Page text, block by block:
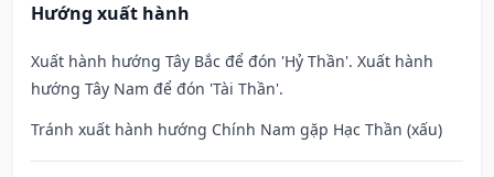
Hướng xuất hành
Xuất hành hướng Tây Bắc để đón 'Hỷ Thần'. Xuất hành
hướng Tây Nam để đón 'Tài Thần'.
Tránh xuất hành hướng Chính Nam gặp Hạc Thần (xấu)